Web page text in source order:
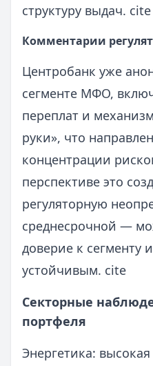
структуру выдач. cite
Комментарии
Центробанк уже
сегменте МФО,
переплат и
руки», что
концентрации
перспективе это
регуляторную
среднесрочной —
доверие к сегменту
устойчивым. cite
Секторные
портфеля
Энергетика: